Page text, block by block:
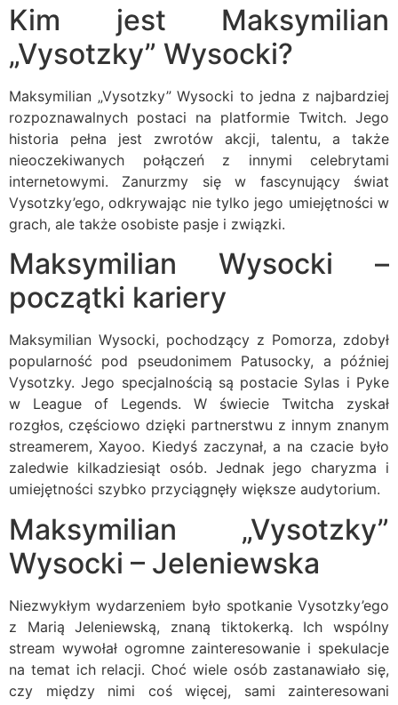
Kim jest Maksymilian
„Vysotzky” Wysocki?
Maksymilian „Vysotzky” Wysocki to jedna z najbardziej
rozpoznawalnych postaci na platformie Twitch. Jego
historia pełna jest zwrotów akcji, talentu, a także
nieoczekiwanych połączeń z innymi celebrytami
internetowymi. Zanurzmy się w fascynujący świat
Vysotzky’ego, odkrywając nie tylko jego umiejętności w
grach, ale także osobiste pasje i związki.
Maksymilian Wysocki –
początki kariery
Maksymilian Wysocki, pochodzący z Pomorza, zdobył
popularność pod pseudonimem Patusocky, a później
Vysotzky. Jego specjalnością są postacie Sylas i Pyke
w League of Legends. W świecie Twitcha zyskał
rozgłos, częściowo dzięki partnerstwu z innym znanym
streamerem, Xayoo. Kiedyś zaczynał, a na czacie było
zaledwie kilkadziesiąt osób. Jednak jego charyzma i
umiejętności szybko przyciągnęły większe audytorium.
Maksymilian „Vysotzky”
Wysocki – Jeleniewska
Niezwykłym wydarzeniem było spotkanie Vysotzky’ego
z Marią Jeleniewską, znaną tiktokerką. Ich wspólny
stream wywołał ogromne zainteresowanie i spekulacje
na temat ich relacji. Choć wiele osób zastanawiało się,
czy między nimi coś więcej, sami zainteresowani